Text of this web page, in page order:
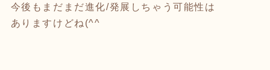
今後もまだまだ進化/発展しちゃう可能性は
ありますけどね(^^ゞ